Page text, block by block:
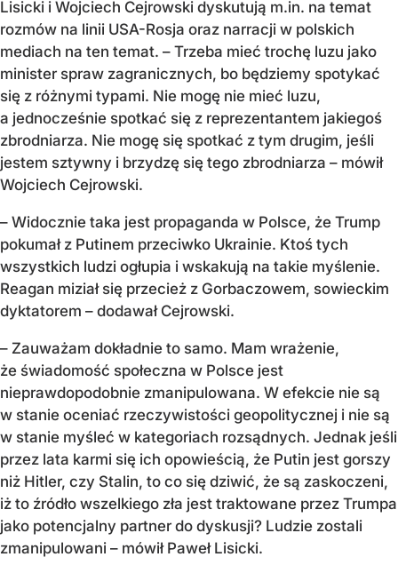
Lisicki i Wojciech Cejrowski dyskutują m.in. na temat
rozmów na linii USA-Rosja oraz narracji w polskich
mediach na ten temat. – Trzeba mieć trochę luzu jako
minister spraw zagranicznych, bo będziemy spotykać
się z różnymi typami. Nie mogę nie mieć luzu,
a jednocześnie spotkać się z reprezentantem jakiegoś
zbrodniarza. Nie mogę się spotkać z tym drugim, jeśli
jestem sztywny i brzydzę się tego zbrodniarza – mówił
Wojciech Cejrowski.
– Widocznie taka jest propaganda w Polsce, że Trump
pokumał z Putinem przeciwko Ukrainie. Ktoś tych
wszystkich ludzi ogłupia i wskakują na takie myślenie.
Reagan miział się przecież z Gorbaczowem, sowieckim
dyktatorem – dodawał Cejrowski.
– Zauważam dokładnie to samo. Mam wrażenie,
że świadomość społeczna w Polsce jest
nieprawdopodobnie zmanipulowana. W efekcie nie są
w stanie oceniać rzeczywistości geopolitycznej i nie są
w stanie myśleć w kategoriach rozsądnych. Jednak jeśli
przez lata karmi się ich opowieścią, że Putin jest gorszy
niż Hitler, czy Stalin, to co się dziwić, że są zaskoczeni,
iż to źródło wszelkiego zła jest traktowane przez Trumpa
jako potencjalny partner do dyskusji? Ludzie zostali
zmanipulowani – mówił Paweł Lisicki.